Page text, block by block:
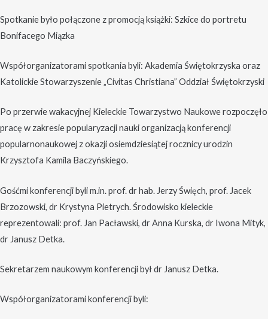
Spotkanie było połączone z promocją książki: Szkice do portretu
Bonifacego Miązka
Współorganizatorami spotkania byli: Akademia Świętokrzyska oraz
Katolickie Stowarzyszenie „Civitas Christiana” Oddział Świętokrzyski
Po przerwie wakacyjnej Kieleckie Towarzystwo Naukowe rozpoczęło
pracę w zakresie popularyzacji nauki organizacją konferencji
popularnonaukowej z okazji osiemdziesiątej rocznicy urodzin
Krzysztofa Kamila Baczyńskiego.
Gośćmi konferencji byli m.in. prof. dr hab. Jerzy Święch, prof. Jacek
Brzozowski, dr Krystyna Pietrych. Środowisko kieleckie
reprezentowali: prof. Jan Pacławski, dr Anna Kurska, dr Iwona Mityk,
dr Janusz Detka.
Sekretarzem naukowym konferencji był dr Janusz Detka.
Współorganizatorami konferencji byli: